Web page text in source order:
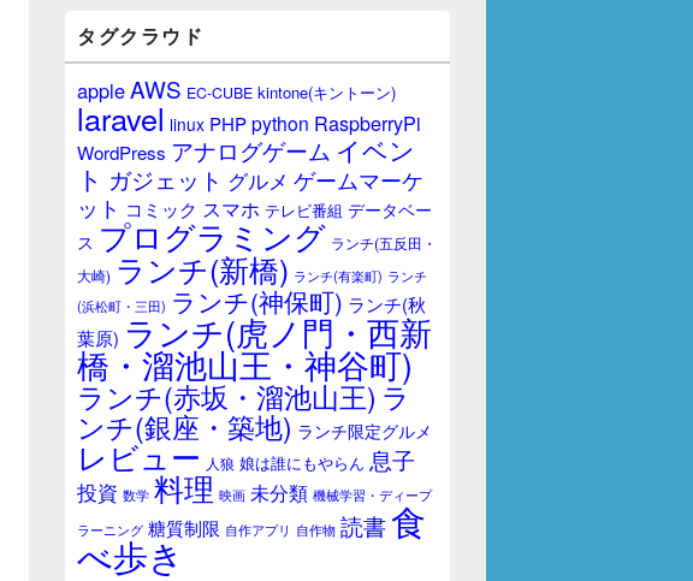
ー
ジ
ッ
ト
タグクラウド
appleAWS EC-CUBE kintone(キントーン)
laravel linux PHPpython RaspberryPi
WordPress アナログゲーム イベン
ト ガジェット グルメ ゲームマーケ
ット コミック スマホ テレビ番組 データベー
ス プログラミング ランチ(五反田・
大崎) ランチ(新橋) ランチ(有楽町) ランチ
(浜松町・三田) ランチ(神保町) ランチ(秋
葉原) ランチ(虎ノ門・西新
橋・溜池山王・神谷町)
ランチ(赤坂・溜池山王) ラ
ンチ(銀座・築地) ランチ限定グルメ
レビュー 人狼 娘は誰にもやらん 息子
投資 数学 料理 映画 未分類 機械学習・ディープ
ラーニング 糖質制限 自作アプリ 自作物 読書食
べ歩き